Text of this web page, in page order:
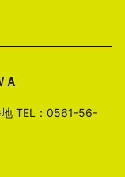
TEL：0561-56-